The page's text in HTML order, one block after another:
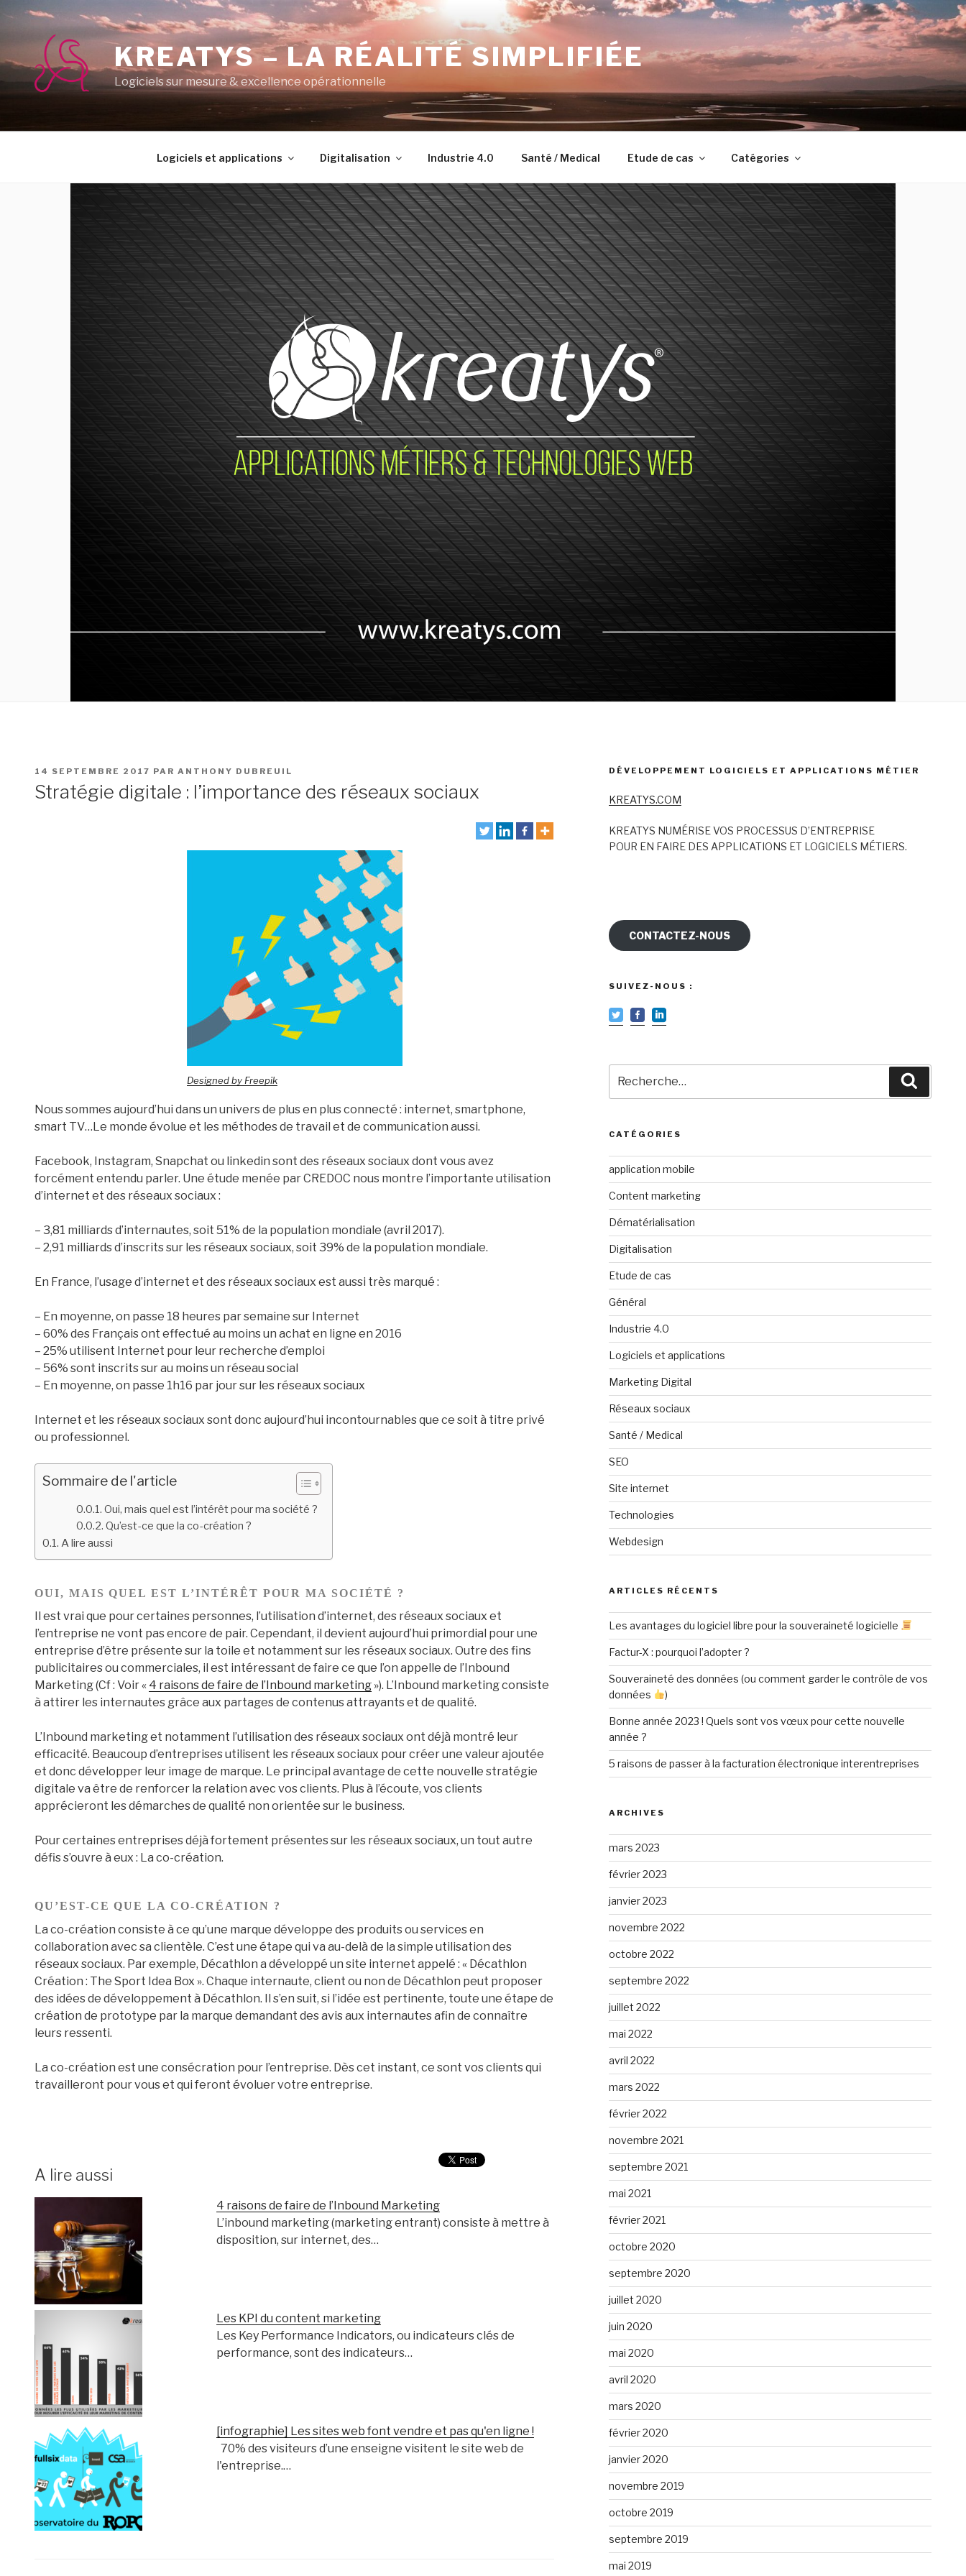
contenu
principal
KREATYS – LA RÉALITÉ SIMPLIFIÉE
Logiciels sur mesure & excellence opérationnelle
Logiciels et applications Digitalisation Industrie 4.0 Santé / Medical Etude de cas Catégories
PUBLIÉ
14 SEPTEMBRE 2017 PAR ANTHONY DUBREUIL
Stratégie digitale : l’importance des réseaux sociaux
Designed by Freepik
Nous sommes aujourd’hui dans un univers de plus en plus connecté : internet, smartphone,
smart TV…Le monde évolue et les méthodes de travail et de communication aussi.
Facebook, Instagram, Snapchat ou linkedin sont des réseaux sociaux dont vous avez
forcément entendu parler. Une étude menée par CREDOC nous montre l’importante utilisation
d’internet et des réseaux sociaux :
– 3,81 milliards d’internautes, soit 51% de la population mondiale (avril 2017).
– 2,91 milliards d’inscrits sur les réseaux sociaux, soit 39% de la population mondiale.
En France, l’usage d’internet et des réseaux sociaux est aussi très marqué :
– En moyenne, on passe 18 heures par semaine sur Internet
– 60% des Français ont effectué au moins un achat en ligne en 2016
– 25% utilisent Internet pour leur recherche d’emploi
– 56% sont inscrits sur au moins un réseau social
– En moyenne, on passe 1h16 par jour sur les réseaux sociaux
Internet et les réseaux sociaux sont donc aujourd’hui incontournables que ce soit à titre privé
ou professionnel.
Sommaire de l'article
Oui, mais quel est l’intérêt pour ma société ?
Qu’est-ce que la co-création ?
A lire aussi
OUI, MAIS QUEL EST L’INTÉRÊT POUR MA SOCIÉTÉ ?
Il est vrai que pour certaines personnes, l’utilisation d’internet, des réseaux sociaux et
l’entreprise ne vont pas encore de pair. Cependant, il devient aujourd’hui primordial pour une
entreprise d’être présente sur la toile et notamment sur les réseaux sociaux. Outre des fins
publicitaires ou commerciales, il est intéressant de faire ce que l’on appelle de l’Inbound
Marketing (Cf : Voir « 4 raisons de faire de l’Inbound marketing »). L’Inbound marketing consiste
à attirer les internautes grâce aux partages de contenus attrayants et de qualité.
L’Inbound marketing et notamment l’utilisation des réseaux sociaux ont déjà montré leur
efficacité. Beaucoup d’entreprises utilisent les réseaux sociaux pour créer une valeur ajoutée
et donc développer leur image de marque. Le principal avantage de cette nouvelle stratégie
digitale va être de renforcer la relation avec vos clients. Plus à l’écoute, vos clients
apprécieront les démarches de qualité non orientée sur le business.
Pour certaines entreprises déjà fortement présentes sur les réseaux sociaux, un tout autre
défis s’ouvre à eux : La co-création.
QU’EST-CE QUE LA CO-CRÉATION ?
La co-création consiste à ce qu’une marque développe des produits ou services en
collaboration avec sa clientèle. C’est une étape qui va au-delà de la simple utilisation des
réseaux sociaux. Par exemple, Décathlon a développé un site internet appelé : « Décathlon
Création : The Sport Idea Box ». Chaque internaute, client ou non de Décathlon peut proposer
des idées de développement à Décathlon. Il s’en suit, si l’idée est pertinente, toute une étape de
création de prototype par la marque demandant des avis aux internautes afin de connaître
leurs ressenti.
La co-création est une consécration pour l’entreprise. Dès cet instant, ce sont vos clients qui
travailleront pour vous et qui feront évoluer votre entreprise.
A lire aussi
4 raisons de faire de l’Inbound Marketing
L’inbound marketing (marketing entrant) consiste à mettre à
disposition, sur internet, des…
Les KPI du content marketing
Les Key Performance Indicators, ou indicateurs clés de
performance, sont des indicateurs…
[infographie] Les sites web font vendre et pas qu'en ligne !
70% des visiteurs d’une enseigne visitent le site web de
l'entreprise.…
DÉVELOPPEMENT LOGICIELS ET APPLICATIONS MÉTIER
KREATYS.COM
KREATYS NUMÉRISE VOS PROCESSUS D’ENTREPRISE
POUR EN FAIRE DES APPLICATIONS ET LOGICIELS MÉTIERS.
CONTACTEZ-NOUS
SUIVEZ-NOUS :
pour
:
CATÉGORIES
application mobile
Content marketing
Dématérialisation
Digitalisation
Etude de cas
Général
Industrie 4.0
Logiciels et applications
Marketing Digital
Réseaux sociaux
Santé / Medical
SEO
Site internet
Technologies
Webdesign
ARTICLES RÉCENTS
Les avantages du logiciel libre pour la souveraineté logicielle
Factur-X : pourquoi l’adopter ?
Souveraineté des données (ou comment garder le contrôle de vos
données
)
Bonne année 2023 ! Quels sont vos vœux pour cette nouvelle
année ?
5 raisons de passer à la facturation électronique interentreprises
ARCHIVES
mars 2023
février 2023
janvier 2023
novembre 2022
octobre 2022
septembre 2022
juillet 2022
mai 2022
avril 2022
mars 2022
février 2022
novembre 2021
septembre 2021
mai 2021
février 2021
octobre 2020
septembre 2020
juillet 2020
juin 2020
mai 2020
avril 2020
mars 2020
février 2020
janvier 2020
novembre 2019
octobre 2019
septembre 2019
mai 2019